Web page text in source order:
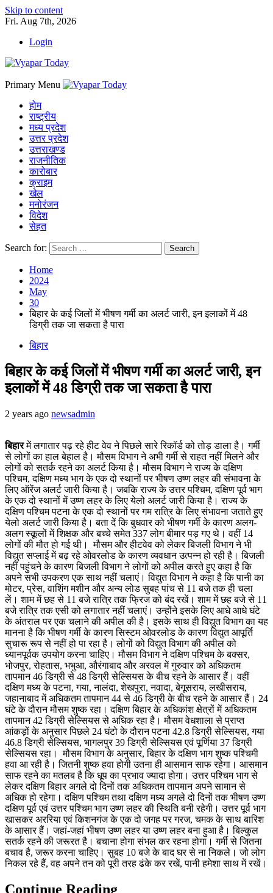
Skip to content
Fri. Aug 7th, 2026
Login
Primary Menu
होम
राष्ट्रीय
मध्य प्रदेश
उत्तर प्रदेश
उत्तराखण्ड
राजनीतिक
कारोबार
क्राइम
खेल
मनोरंजन
विदेश
सेहत
Search for:
Home
2024
May
30
बिहार के कई जिलों में भीषण गर्मी का अलर्ट जारी, इन इलाकों में 48
डिग्री तक जा सकता है पारा
बिहार
बिहार के कई जिलों में भीषण गर्मी का अलर्ट जारी, इन
इलाकों में 48 डिग्री तक जा सकता है पारा
2 years ago newsadmin
बिहारमें लगातार पढ़ रहे हीट वेव ने पिछले सारे रिकॉर्ड को तोड़ डाला है। गर्मी
से लोगों का हाल बेहाल है। मौसम विभाग ने अभी गर्मी से राहत नहीं मिलने और
लोगों को सतर्क रहने का अलर्ट किया है। मौसम विभाग ने राज्य के दक्षिण
पश्चिम, दक्षिण मध्य भाग के एक दो स्थानों पर भीषण उष्ण लहर की संभावना के
लिए ऑरेंज अलर्ट जारी किया है। जबकि राज्य के उत्तर पश्चिम, दक्षिण पूर्व भाग
के एक दो स्थानों में उष्ण लहर के लिए येलो अलर्ट जारी किया है। राज्य के
दक्षिण पश्चिम पटना के एक दो स्थानों पर गम रात्रि के लिए संभावना जताते हुए
येलो अलर्ट जारी किया है। बता दें कि बुधवार को भीषण गर्मी के कारण अलग-
अलग स्कूलों में शिक्षक और बच्चे समेत 337 लोग बीमार पड़ गए थे। वहीं 14
लोगों की मौत हो गई थी। मौसम और हीटवेव को लेकर बिजली विभाग ने भी
विद्युत सप्लाई में बढ़ रहे ओवरलोड के कारण व्यवधान उत्पन्न हो रही है। बिजली
नहीं पहुंचने के कारण बिजली विभाग ने लोगों को अपील करते हुए कहा है कि
अपने सभी उपकरण एक साथ नहीं चलाएं। विद्युत विभाग ने कहा है कि पानी का
मोटर, प्रेस, वाशिंग मशीन और अन्य लोड सुबह पांच से 11 बजे तक ही चला
लें। शाम में छह से 11 बजे रात्रि तक फ्रिज को बंद रखें। शाम में छह बजे से 11
बजे रात्रि तक एसी को लगातार नहीं चलाएं। उन्होंने इसके लिए आधे आधे घंटे
के अंतराल पर एक चलाने की अपील की है। इसके साथ ही विद्युत विभाग का यह
मानना है कि भीषण गर्मी के कारण सिस्टम ओवरलोड के कारण विद्युत आपूर्ति
सुचारू रूप से नहीं हो पा रहा है। लोगों को विद्युत विभाग की अपील को
ध्यानपूर्वक उपयोग करना चाहिए। मौसम विभाग ने दक्षिण पश्चिम के बक्सर,
भोजपुर, रोहतास, भभुआ, औरंगाबाद और अरवल में गुरुवार को अधिकतम
तापमान 46 डिग्री से 48 डिग्री सेल्सियस के बीच रहने के आसार हैं। वहीं
दक्षिण मध्य के पटना, गया, नालंदा, शेखपुरा, नवादा, बेगूसराय, लखीसराय,
जहानाबाद में अधिकतम तापमान 44 से 46 डिग्री के बीच रहने के आसार हैं। 24
घंटे के दौरान मौसम शुष्क रहा। दक्षिण बिहार के अधिकांश क्षेत्रों में अधिकतम
तापमान 42 डिग्री सेल्सियस से अधिक रहा है। मौसम वेधशाला से प्राप्त
आंकड़ों के अनुसार पिछले 24 घंटो के दौरान पटना 42.8 डिग्री सेल्सियस, गया
46.8 डिग्री सेल्सियस, भागलपुर 39 डिग्री सेल्सियस एवं पूर्णिया 37 डिग्री
सेल्सियस रहा। मौसम विभाग के अनुसार, बिहार के दक्षिण भाग शुष्क पश्चिमी
हवा आ रही है। जितनी शुष्क हवा होगी उतना ही आसमान साफ रहेगा। आसमान
साफ रहने का मतलब है कि धूप का प्रभाव ज्यादा होगा। उत्तर पश्चिम भाग से
लेकर दक्षिण बिहार अगले दो दिनों तक अधिकतम तापमान अपने सामान से
अधिक हो रहेगा। दक्षिण पश्चिम तथा दक्षिण मध्य अगले दो दिनों तक भीषण उष्ण
दक्षिण पूर्व एवं उत्तर पश्चिम भाग उष्ण लहर की स्थिति बनी रहेगी। उत्तर पूर्व भाग
खासकर अररिया एवं किशनगंज के एक दो जगह पर गरज, चमक के साथ बारिश
के आसार हैं। जहां-जहां भीषण उष्ण लहर या उष्ण लहर बना हुआ है। बिल्कुल
सतर्क रहने की जरूरत है। बचाना होगा संभल कर रहना होगा। गर्मी से जितना
बचाव है, जरूर करना चाहिए। सुबह 10 बजे के बाद घर से ना निकले। जो लोग
निकल रहे हैं, वह अपने तन को पूरी तरह ढंके कर रखें, पानी हमेशा साथ में रखें।
Continue Reading